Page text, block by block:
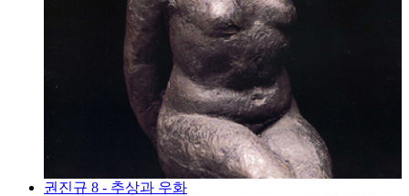
권진규 8 - 추상과 우화